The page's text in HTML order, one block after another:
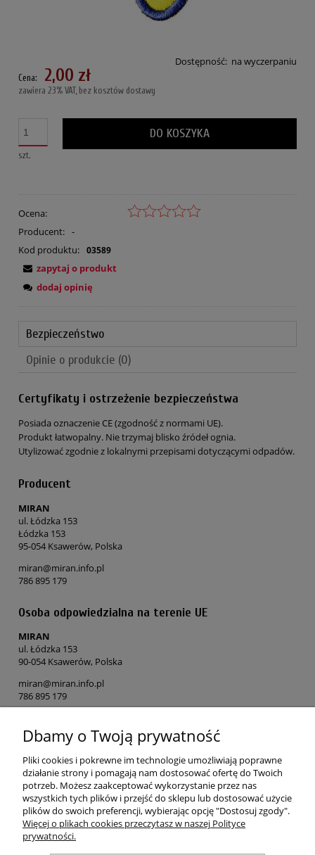
Dostępność: na wyczerpaniu
Cena: 2,00 zł
zawiera 23% VAT, bez kosztów dostawy
szt.
DO KOSZYKA
Ocena:
Producent: -
Kod produktu:
03589
zapytaj o produkt
dodaj opinię
Bezpieczeństwo
Opinie o produkcie (0)
Certyfikaty i ostrzeżenie bezpieczeństwa
Posiada oznaczenie CE (zgodność z normami UE).
Produkt łatwopalny. Nie trzymaj blisko źródeł ognia.
Utylizować zgodnie z lokalnymi przepisami dotyczącymi odpadów.
Producent
MIRAN
ul. Łódzka 153
Łódzka 153
95-054 Ksawerów, Polska
miran@miran.info.pl
786 895 179
Osoba odpowiedzialna na terenie UE
MIRAN
ul. Łódzka 153
90-054 Ksawerów, Polska
miran@miran.info.pl
786 895 179
POMOC
MOJE KONTO
PŁATNOŚCI I DOSTAWA
Dbamy o Twoją prywatność
Pliki cookies i pokrewne im technologie umożliwiają poprawne
działanie strony i pomagają nam dostosować ofertę do Twoich
potrzeb. Możesz zaakceptować wykorzystanie przez nas
wszystkich tych plików i przejść do sklepu lub dostosować użycie
plików do swoich preferencji, wybierając opcję "Dostosuj zgody".
Więcej o plikach cookies przeczytasz w naszej Polityce
prywatności.